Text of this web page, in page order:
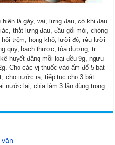
là gáy, vai, lưng đau, có khi đau
thắt lưng đau, đầu gối mỏi, chóng
trộm, họng khô, lưỡi đỏ, rêu lưỡi
quy, bạch thược, tỏa dương, tri
huyết đằng mỗi loại đều 9g, ngưu
Cho các vị thuốc vào ấm đổ 5 bát
cho nước ra, tiếp tục cho 3 bát
nước lại, chia làm 3 lần dùng trong
văn